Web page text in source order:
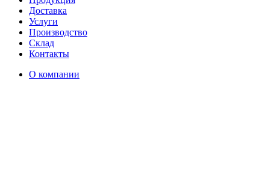
Доставка
Услуги
Производство
Склад
Контакты
О компании